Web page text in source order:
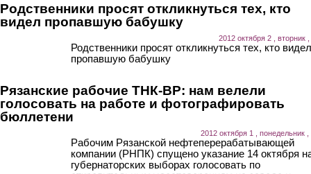
Родственники просят откликнуться тех, кто
видел пропавшую бабушку
2012 октября 2 , вторник
Родственники просят откликнуться тех, кто видел
пропавшую бабушку
Рязанские рабочие ТНК-ВР: нам велели
голосовать на работе и фотографировать
бюллетени
2012 октября 1 , понедельник ,
Рабочим Рязанской нефтеперерабатывающей
компании (РНПК) спущено указание 14 октября
губернаторских выборах голосовать по